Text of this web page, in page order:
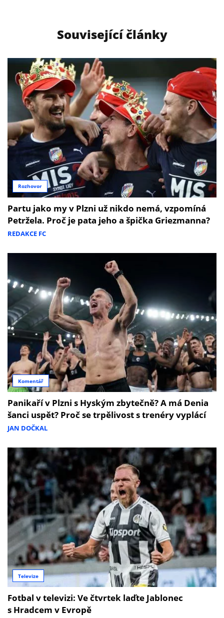
Související články
Rozhovor
Partu jako my v Plzni už nikdo nemá, vzpomíná
Petržela. Proč je pata jeho a špička Griezmanna?
REDAKCE FC
Komentář
Panikaří v Plzni s Hyským zbytečně? A má Denia
šanci uspět? Proč se trpělivost s trenéry vyplácí
JAN DOČKAL
Televize
Fotbal v televizi: Ve čtvrtek laďte Jablonec
s Hradcem v Evropě